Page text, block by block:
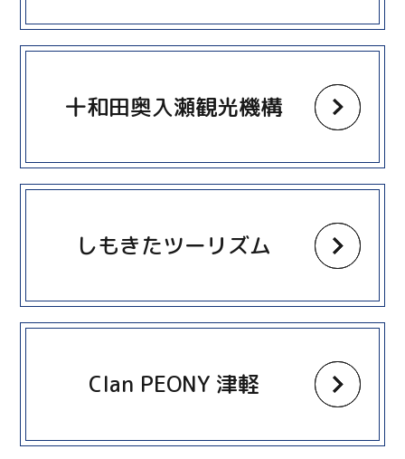
十和田奥入瀬観光機構
more
しもきたツーリズム
more
Clan PEONY 津軽
more